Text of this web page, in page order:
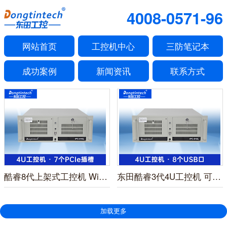
4008-0571-96
网站首页 工控机中心 三防笔记本
成功案例 新闻资讯 联系方式
酷睿8代上架式工控机 Windows 10机器视觉工控机 DT-610L-WQ370MA 东田酷睿3代4U工控机 可扩展上架式工控机 DT-610L-JH61MAI
加载更多